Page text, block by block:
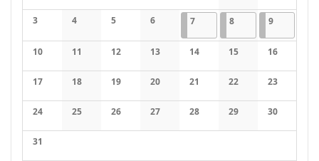
3 4 5 6 707.08.2026
(3 Veranstaltungen)
808.08.2026
(3 Veranstaltungen)
909.08.2026
(3
10 11 12 13 14 15 16
17 18 19 20 21 22 23
24 25 26 27 28 29 30
31